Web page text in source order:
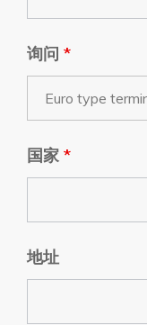
询问 *
国家 *
地址